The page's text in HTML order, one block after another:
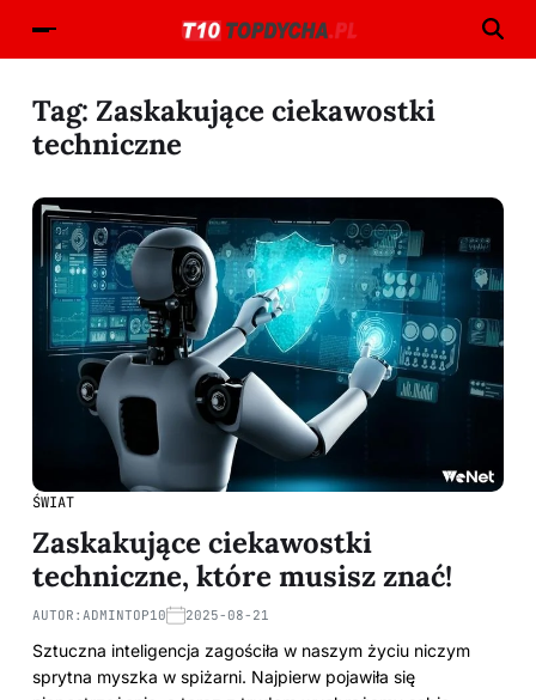
Tag: Zaskakujące ciekawostki
techniczne
ŚWIAT
Zaskakujące ciekawostki
techniczne, które musisz znać!
AUTOR: ADMINTOP10 2025-08-21
Sztuczna inteligencja zagościła w naszym życiu niczym
sprytna myszka w spiżarni. Najpierw pojawiła się